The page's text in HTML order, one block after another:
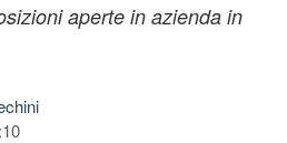
aperte in azienda in